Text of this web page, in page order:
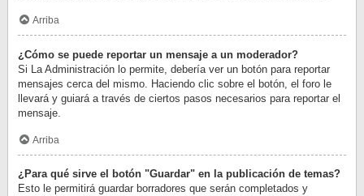
Arriba
¿Cómo se puede reportar un mensaje a un moderador?
Si La Administración lo permite, debería ver un botón para reportar
mensajes cerca del mismo. Haciendo clic sobre el botón, el foro le
llevará y guiará a través de ciertos pasos necesarios para reportar el
mensaje.
Arriba
¿Para qué sirve el botón "Guardar" en la publicación de temas?
Esto le permitirá guardar borradores que serán completados y